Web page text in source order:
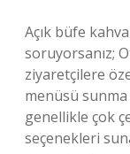
Açık büfe
soruyorsanız;
ziyaretçilere
menüsü
genellikle çok
seçenekleri